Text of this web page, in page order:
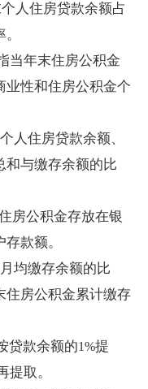
人住房贷款余额占
当年末住房公积金
业性和住房公积金个
人住房贷款余额、
和与缴存余额的比
房公积金存放在银
款额。
均缴存余额的比
住房公积金累计缴存
贷款余额的1%提
提取。